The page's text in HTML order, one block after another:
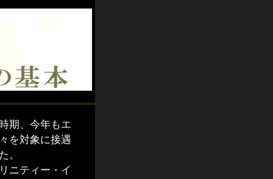
期、今年もエ
を対象に接遇
。
ニティー・イ